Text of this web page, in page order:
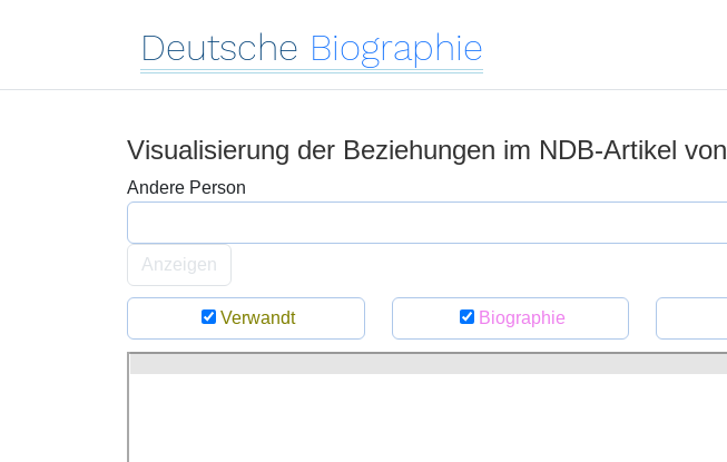
Deutsche Biographie
Visualisierung der Beziehungen im NDB-Artikel von
Andere Person
Anzeigen
Verwandt Biographie